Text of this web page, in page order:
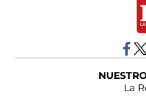
La